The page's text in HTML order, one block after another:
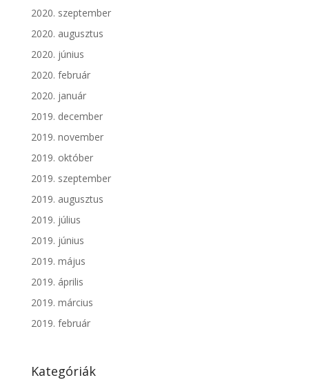
2020. szeptember
2020. augusztus
2020. június
2020. február
2020. január
2019. december
2019. november
2019. október
2019. szeptember
2019. augusztus
2019. július
2019. június
2019. május
2019. április
2019. március
2019. február
Kategóriák